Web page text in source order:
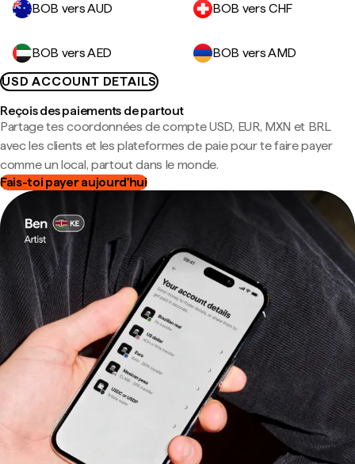
BOB vers AUD BOB vers CHF
BOB vers AED
BOB vers AMD
USD ACCOUNT DETAILS
Reçois des paiements de partout
Partage tes coordonnées de compte USD, EUR, MXN et BRL
avec les clients et les plateformes de paie pour te faire payer
comme un local, partout dans le monde.
Fais-toi payer aujourd'hui